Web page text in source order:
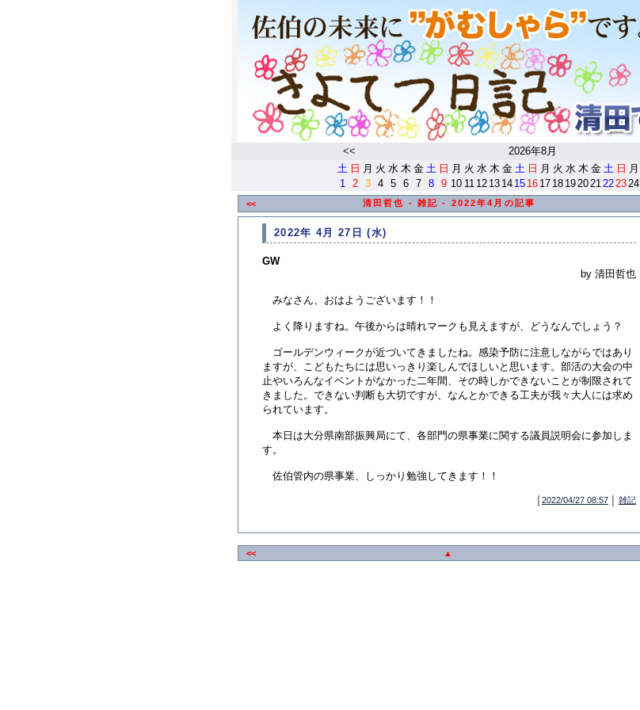
<< 2026年8月
土 日 月 火 水 木 金 土 日 月 火 水 木 金 土 日 月 火 水 木 金 土 日 月
1
2 3 4 5 6 7 8 9 10 11 12 13 14 15 16 17 18 192021222324
<< 清田哲也 - 雑記 - 2022年4月の記事
2022年 4月 27日 (水)
GW
by 清田哲也
みなさん、おはようございます！！
よく降りますね。午後からは晴れマークも見えますが、どうなんでしょう？
ゴールデンウィークが近づいてきましたね。感染予防に注意しながらではあり
ますが、こどもたちには思いっきり楽しんでほしいと思います。部活の大会の中
止やいろんなイベントがなかった二年間、その時しかできないことが制限されて
きました。できない判断も大切ですが、なんとかできる工夫が我々大人には求め
られています。
本日は大分県南部振興局にて、各部門の県事業に関する議員説明会に参加しま
す。
佐伯管内の県事業、しっかり勉強してきます！！
2022/04/27 08:57 雑記
<< ▲